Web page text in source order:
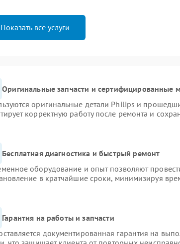
Показать все услуги
Оригинальные запчасти и сертифицированные
оригинальные детали Philips и
корректную работу после ремонта и
Бесплатная диагностика и быстрый ремонт
оборудование и опыт позволяют
в кратчайшие сроки, минимизируя
Гарантия на работы и запчасти
документированная гарантия на